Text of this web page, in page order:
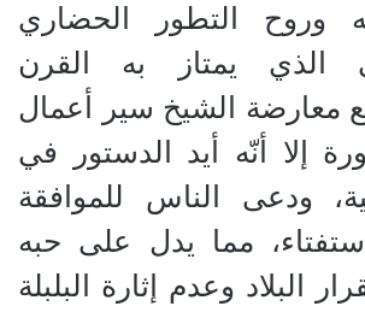
وروح التطور الحضاري
الذي يمتاز به القرن
معارضة الشيخ سير أعمال
إلا أنّه أيد الدستور في
ودعى الناس للموافقة
مما يدل على حبه
البلاد وعدم إثارة البلبلة